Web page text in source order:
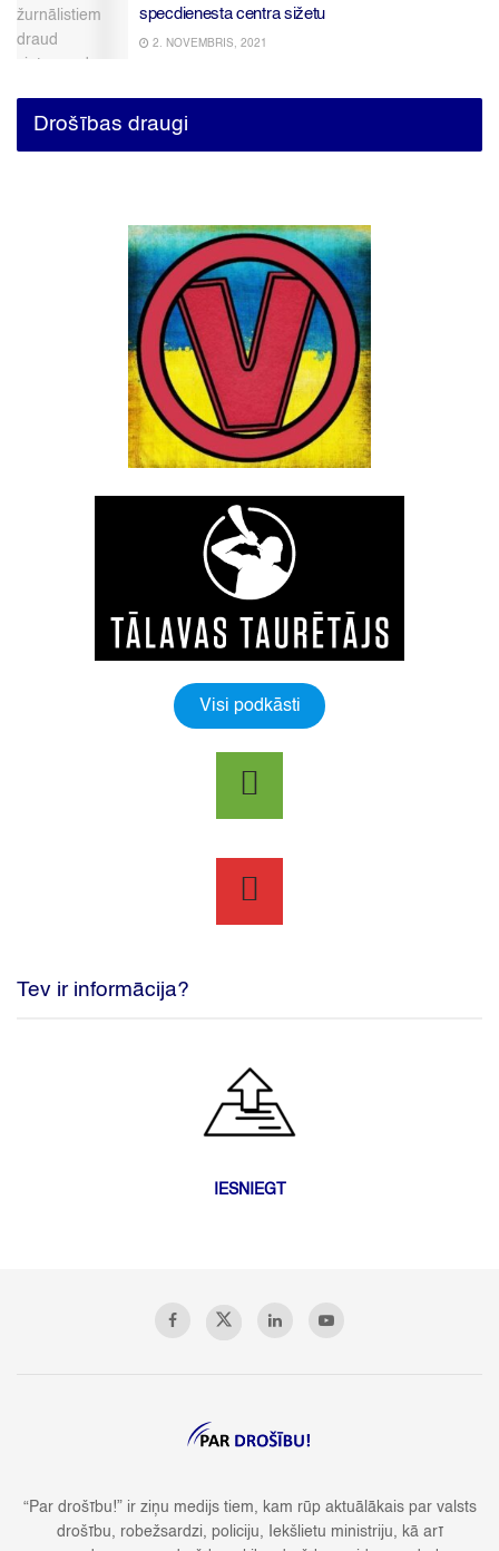
specdienesta centra sižetu
2. NOVEMBRIS, 2021
Drošības draugi
Visi podkāsti
Tev ir informācija?
IESNIEGT
“Par drošību!” ir ziņu medijs tiem, kam rūp aktuālākais par valsts
drošību, robežsardzi, policiju, Iekšlietu ministriju, kā arī